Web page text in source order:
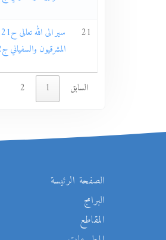
21
المشرقيون والسفياني ج2 - المشرقيون ق2
السابق 1
2
الصفحة الرئيسة
البرامج
المقاطع